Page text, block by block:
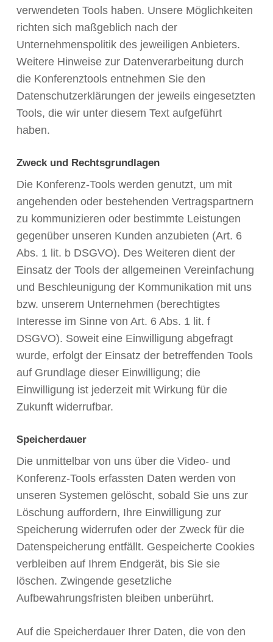
verwendeten Tools haben. Unsere Möglichkeiten
richten sich maßgeblich nach der
Unternehmenspolitik des jeweiligen Anbieters.
Weitere Hinweise zur Datenverarbeitung durch
die Konferenztools entnehmen Sie den
Datenschutzerklärungen der jeweils eingesetzten
Tools, die wir unter diesem Text aufgeführt
haben.
Zweck und Rechtsgrundlagen
Die Konferenz-Tools werden genutzt, um mit
angehenden oder bestehenden Vertragspartnern
zu kommunizieren oder bestimmte Leistungen
gegenüber unseren Kunden anzubieten (Art. 6
Abs. 1 lit. b DSGVO). Des Weiteren dient der
Einsatz der Tools der allgemeinen Vereinfachung
und Beschleunigung der Kommunikation mit uns
bzw. unserem Unternehmen (berechtigtes
Interesse im Sinne von Art. 6 Abs. 1 lit. f
DSGVO). Soweit eine Einwilligung abgefragt
wurde, erfolgt der Einsatz der betreffenden Tools
auf Grundlage dieser Einwilligung; die
Einwilligung ist jederzeit mit Wirkung für die
Zukunft widerrufbar.
Speicherdauer
Die unmittelbar von uns über die Video- und
Konferenz-Tools erfassten Daten werden von
unseren Systemen gelöscht, sobald Sie uns zur
Löschung auffordern, Ihre Einwilligung zur
Speicherung widerrufen oder der Zweck für die
Datenspeicherung entfällt. Gespeicherte Cookies
verbleiben auf Ihrem Endgerät, bis Sie sie
löschen. Zwingende gesetzliche
Aufbewahrungsfristen bleiben unberührt.
Auf die Speicherdauer Ihrer Daten, die von den